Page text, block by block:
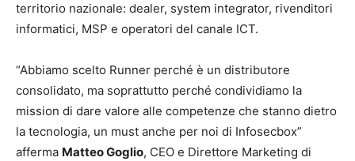
territorio nazionale: dealer, system integrator, rivenditori
informatici, MSP e operatori del canale ICT.
“Abbiamo scelto Runner perché è un distributore
consolidato, ma soprattutto perché condividiamo la
mission di dare valore alle competenze che stanno dietro
la tecnologia, un must anche per noi di Infosecbox”
afferma Matteo Goglio, CEO e Direttore Marketing di